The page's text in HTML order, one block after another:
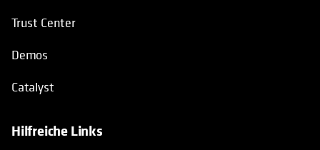
Trust Center
Demos
Catalyst
Hilfreiche Links